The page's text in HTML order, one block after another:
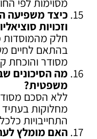
כיצד משפיעה
וזכויות
חלק מהמוסדות
בהתאם לחיים
מסודר והוכחת
מה הסיכונים
משפטית?
ללא הסכם
מחלוקות בעתיד
התחייבויות
האם מומלץ